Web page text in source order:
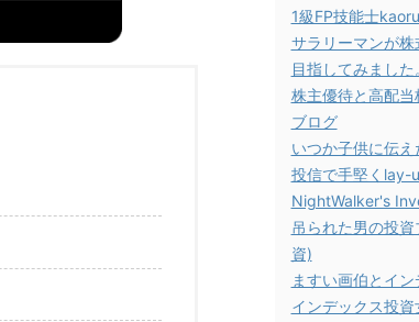
1級FP技能士
サラリーマンが
目指してみました。
株主優待と高配
ブログ
いつか子供に伝
投信で手堅くlay-
NightWalker's
吊られた男の投
資)
ますい画伯とイ
インデックス投